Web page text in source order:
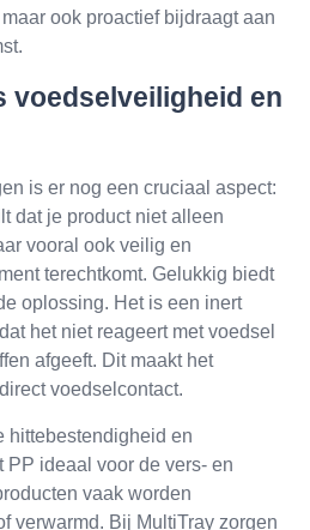
ook proactief bijdraagt aan
voedselveiligheid en
is er nog een cruciaal aspect:
dat je product niet alleen
vooral ook veilig en
terechtkomt. Gelukkig biedt
oplossing. Het is een inert
het niet reageert met voedsel
afgeeft. Dit maakt het
voedselcontact.
hittebestendigheid en
ideaal voor de vers- en
vaak worden
verwarmd. Bij MultiTray zorgen